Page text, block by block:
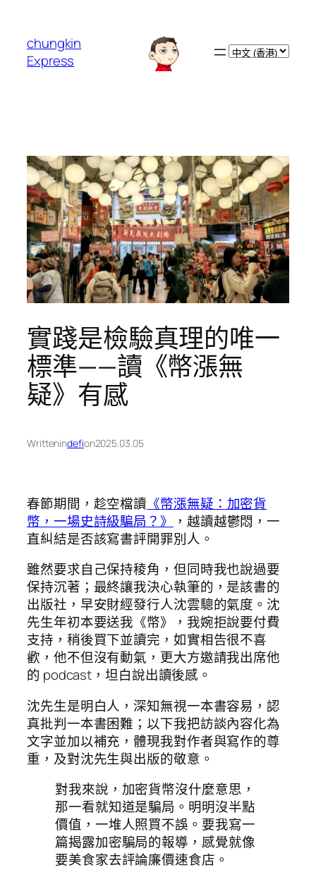
chungkin
Express
Choose
實踐是檢驗真理的唯一
標準——讀《幣漲無
疑》有感
Writtenindefion2025.03.05
春節期間，趁空檔讀 《幣漲無疑：加密貨
幣，一場史詩級騙局？》
，越讀越鬱悶，一
直糾結是否該寫書評開罪別人。
雖然要求自己保持稜角，但同時我也說過要
保持沉著；最終讓我決心執筆的，是該書的
出版社，早安財經發行人沈雲驄的氣度。沈
先生年初本要送我《幣》，我婉拒說要付費
支持，稍後買下並讀完，如實相告很不喜
歡，他不但沒有動氣，更大方邀請我出席他
的 podcast，坦白說出讀後感。
沈先生是明白人，深知無視一本書容易，認
真批判一本書困難；以下我把訪談內容化為
文字並加以補充，體現我對作者與寫作的尊
重，及對沈先生與出版的敬意。
對我來說，加密貨幣沒什麼意思，
那一看就知道是騙局。明明沒半點
價值，一堆人照買不誤。要我寫一
篇揭露加密騙局的報導，感覺就像
要美食家去評論廉價速食店。